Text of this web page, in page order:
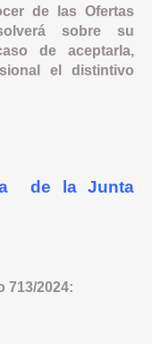
de las Ofertas
sobre su
de aceptarla,
el distintivo
de la Junta
713/2024: